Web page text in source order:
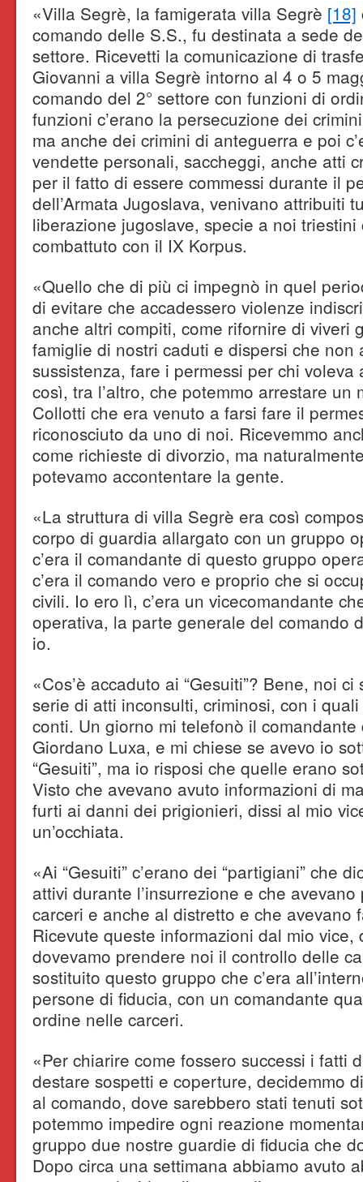
«Villa Segrè, la famigerata villa Segrè [18]
comando delle S.S., fu destinata a sede
settore. Ricevetti la comunicazione di
Giovanni a villa Segrè intorno al 4 o 5
comando del 2° settore con funzioni di
funzioni c’erano la persecuzione dei
ma anche dei crimini di anteguerra e poi
vendette personali, saccheggi, anche atti
per il fatto di essere commessi durante il
dell’Armata Jugoslava, venivano attribuiti
liberazione jugoslave, specie a noi triestini
combattuto con il IX Korpus.
«Quello che di più ci impegnò in quel
di evitare che accadessero violenze
anche altri compiti, come rifornire di viveri
famiglie di nostri caduti e dispersi che non
sussistenza, fare i permessi per chi
così, tra l’altro, che potemmo arrestare un
Collotti che era venuto a farsi fare il
riconosciuto da uno di noi. Ricevemmo
come richieste di divorzio, ma
potevamo accontentare la gente.
«La struttura di villa Segrè era così
corpo di guardia allargato con un gruppo
c’era il comandante di questo gruppo
c’era il comando vero e proprio che si
civili. Io ero lì, c’era un vicecomandante
operativa, la parte generale del comando
io.
«Cos’è accaduto ai “Gesuiti”? Bene, noi
serie di atti inconsulti, criminosi, con i
conti. Un giorno mi telefonò il
Giordano Luxa, e mi chiese se avevo io
“Gesuiti”, ma io risposi che quelle erano
Visto che avevano avuto informazioni di
furti ai danni dei prigionieri, dissi al mio
un’occhiata.
«Ai “Gesuiti” c’erano dei “partigiani” che
attivi durante l’insurrezione e che
carceri e anche al distretto e che avevano
Ricevute queste informazioni dal mio vice,
dovevamo prendere noi il controllo delle
sostituito questo gruppo che c’era
persone di fiducia, con un comandante
ordine nelle carceri.
«Per chiarire come fossero successi i fatti
destare sospetti e coperture, decidemmo
al comando, dove sarebbero stati tenuti
potemmo impedire ogni reazione
gruppo due nostre guardie di fiducia che
Dopo circa una settimana abbiamo avuto